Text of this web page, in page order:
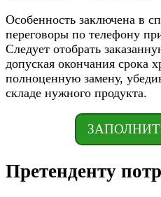
Особенность заключена в
переговоры по телефону
Следует отобрать
допуская окончания срока
полноценную замену,
складе нужного продукта.
Претенденту